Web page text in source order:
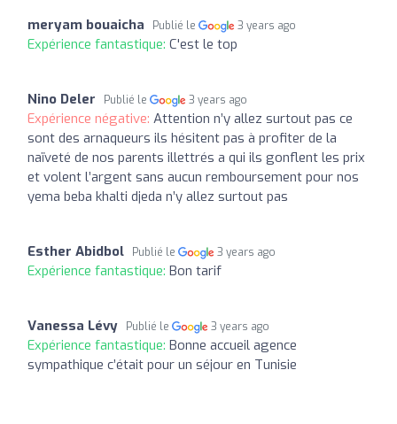
meryam bouaicha Publié le 3 years ago
Expérience fantastique: C'est le top
Nino Deler Publié le 3 years ago
Expérience négative: Attention n’y allez surtout pas ce
sont des arnaqueurs ils hésitent pas à profiter de la
naïveté de nos parents illettrés a qui ils gonflent les prix
et volent l’argent sans aucun remboursement pour nos
yema beba khalti djeda n’y allez surtout pas
Esther Abidbol Publié le 3 years ago
Expérience fantastique: Bon tarif
Vanessa Lévy Publié le 3 years ago
Expérience fantastique: Bonne accueil agence
sympathique c’était pour un séjour en Tunisie